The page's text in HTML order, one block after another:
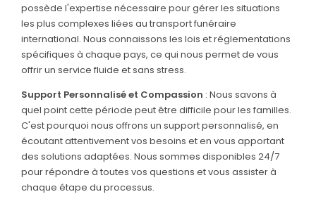
possède l'expertise nécessaire pour gérer les situations
les plus complexes liées au transport funéraire
international. Nous connaissons les lois et réglementations
spécifiques à chaque pays, ce qui nous permet de vous
offrir un service fluide et sans stress.
Support Personnalisé et Compassion : Nous savons à
quel point cette période peut être difficile pour les familles.
C'est pourquoi nous offrons un support personnalisé, en
écoutant attentivement vos besoins et en vous apportant
des solutions adaptées. Nous sommes disponibles 24/7
pour répondre à toutes vos questions et vous assister à
chaque étape du processus.